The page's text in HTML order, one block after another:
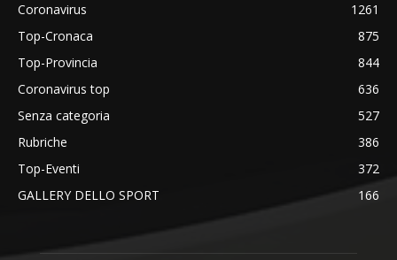
Coronavirus
1261
Top-Cronaca
875
Top-Provincia
844
Coronavirus top
636
Senza categoria
527
Rubriche
386
Top-Eventi
372
GALLERY DELLO SPORT
166